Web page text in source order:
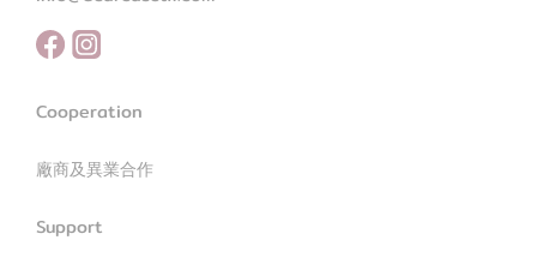
Cooperation
廠商及異業合作
Support